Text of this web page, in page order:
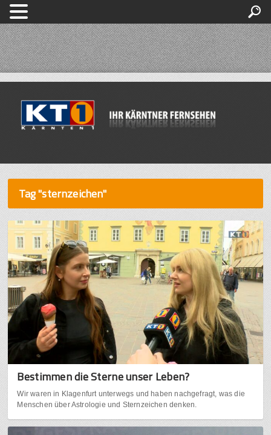
Tag "sternzeichen"
Bestimmen die Sterne unser Leben?
Wir waren in Klagenfurt unterwegs und haben nachgefragt, was die
Menschen über Astrologie und Sternzeichen denken.